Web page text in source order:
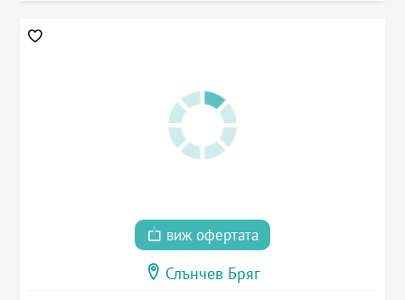
виж офертата
Слънчев Бряг